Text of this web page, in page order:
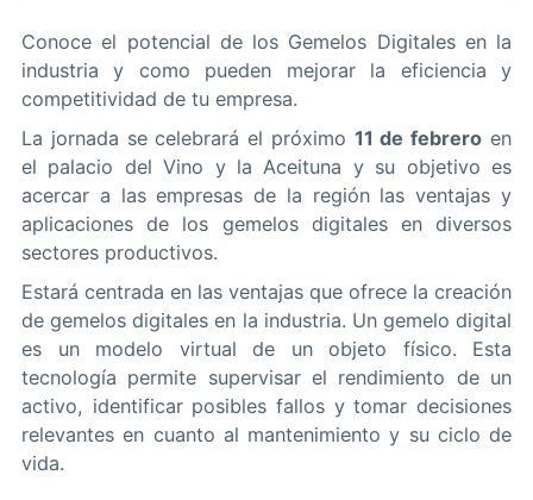
Conoce el potencial de los Gemelos Digitales en la
industria y como pueden mejorar la eficiencia y
competitividad de tu empresa.
La jornada se celebrará el próximo 11 de febrero en
el palacio del Vino y la Aceituna y su objetivo es
acercar a las empresas de la región las ventajas y
aplicaciones de los gemelos digitales en diversos
sectores productivos.
Estará centrada en las ventajas que ofrece la creación
de gemelos digitales en la industria. Un gemelo digital
es un modelo virtual de un objeto físico. Esta
tecnología permite supervisar el rendimiento de un
activo, identificar posibles fallos y tomar decisiones
relevantes en cuanto al mantenimiento y su ciclo de
vida.